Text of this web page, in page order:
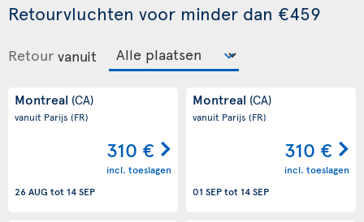
Retourvluchten voor minder dan €459
Retour vanuit
Montreal (CA)
vanuit Parijs (FR)
310 €
incl. toeslagen
26 AUG tot 14 SEP
Montreal (CA)
vanuit Parijs (FR)
310 €
incl. toeslagen
01 SEPtot 14 SEP